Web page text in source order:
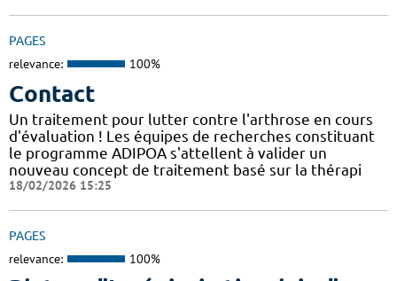
PAGES
relevance: 100%
Contact
Un traitement pour lutter contre l'arthrose en cours
d'évaluation ! Les équipes de recherches constituant
le programme ADIPOA s'attellent à valider un
nouveau concept de traitement basé sur la thérapi
18/02/2026 15:25
PAGES
relevance: 100%